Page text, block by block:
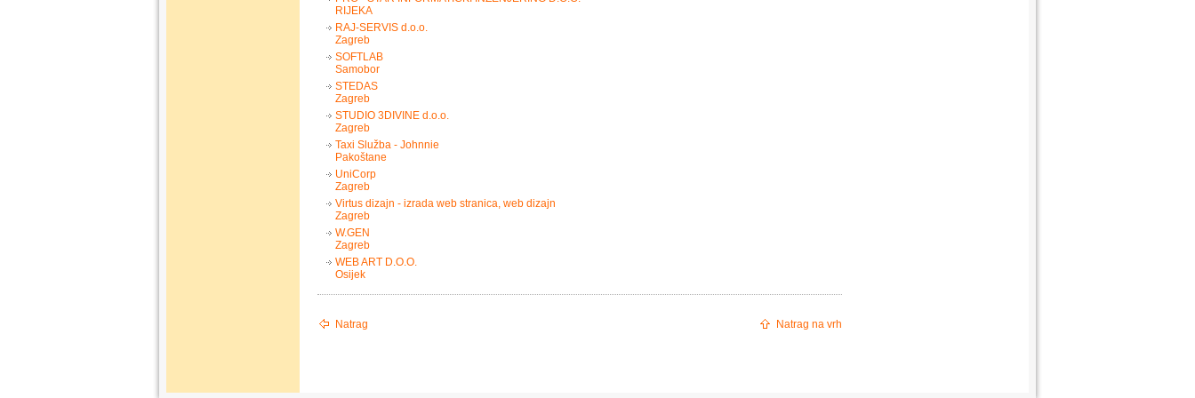
RIJEKA
RAJ-SERVIS d.o.o.
Zagreb
SOFTLAB
Samobor
STEDAS
Zagreb
STUDIO 3DIVINE d.o.o.
Zagreb
Taxi Služba - Johnnie
Pakoštane
UniCorp
Zagreb
Virtus dizajn - izrada web stranica, web dizajn
Zagreb
W.GEN
Zagreb
WEB ART D.O.O.
Osijek
Natrag Natrag na vrh